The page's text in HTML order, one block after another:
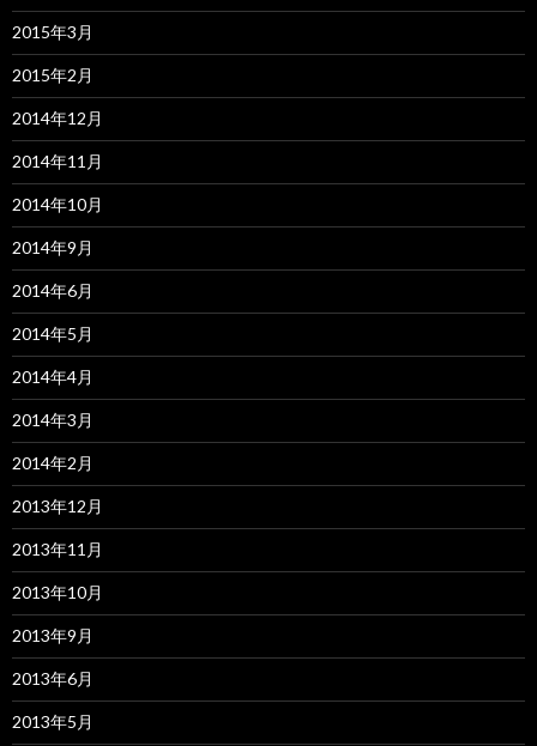
2015年3月
2015年2月
2014年12月
2014年11月
2014年10月
2014年9月
2014年6月
2014年5月
2014年4月
2014年3月
2014年2月
2013年12月
2013年11月
2013年10月
2013年9月
2013年6月
2013年5月